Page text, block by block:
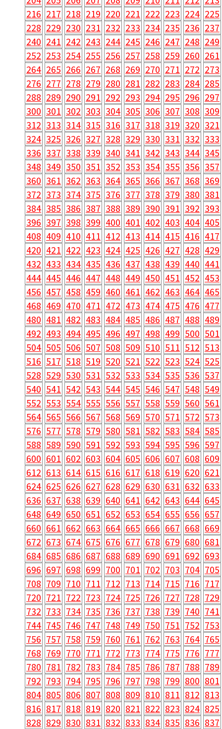
216 217 218 219 220 221 222 223 224 225
228 229 230 231 232 233 234 235 236 237
240 241 242 243 244 245 246 247 248 249
252 253 254 255 256 257 258 259 260 261
264 265 266 267 268 269 270 271 272 273
276 277 278 279 280 281 282 283 284 285
288 289 290 291 292 293 294 295 296 297
300 301 302 303 304 305 306 307 308 309
312 313 314 315 316 317 318 319 320 321
324 325 326 327 328 329 330 331 332 333
336 337 338 339 340 341 342 343 344 345
348 349 350 351 352 353 354 355 356 357
360 361 362 363 364 365 366 367 368 369
372 373 374 375 376 377 378 379 380 381
384 385 386 387 388 389 390 391 392 393
396 397 398 399 400 401 402 403 404 405
408 409 410 411 412 413 414 415 416 417
420 421 422 423 424 425 426 427 428 429
432 433 434 435 436 437 438 439 440 441
444 445 446 447 448 449 450 451 452 453
456 457 458 459 460 461 462 463 464 465
468 469 470 471 472 473 474 475 476 477
480 481 482 483 484 485 486 487 488 489
492 493 494 495 496 497 498 499 500 501
504 505 506 507 508 509 510 511 512 513
516 517 518 519 520 521 522 523 524 525
528 529 530 531 532 533 534 535 536 537
540 541 542 543 544 545 546 547 548 549
552 553 554 555 556 557 558 559 560 561
564 565 566 567 568 569 570 571 572 573
576 577 578 579 580 581 582 583 584 585
588 589 590 591 592 593 594 595 596 597
600 601 602 603 604 605 606 607 608 609
612 613 614 615 616 617 618 619 620 621
624 625 626 627 628 629 630 631 632 633
636 637 638 639 640 641 642 643 644 645
648 649 650 651 652 653 654 655 656 657
660 661 662 663 664 665 666 667 668 669
672 673 674 675 676 677 678 679 680 681
684 685 686 687 688 689 690 691 692 693
696 697 698 699 700 701 702 703 704 705
708 709 710 711 712 713 714 715 716 717
720 721 722 723 724 725 726 727 728 729
732 733 734 735 736 737 738 739 740 741
744 745 746 747 748 749 750 751 752 753
756 757 758 759 760 761 762 763 764 765
768 769 770 771 772 773 774 775 776 777
780 781 782 783 784 785 786 787 788 789
792 793 794 795 796 797 798 799 800 801
804 805 806 807 808 809 810 811 812 813
816 817 818 819 820 821 822 823 824 825
828 829 830 831 832 833 834 835 836 837